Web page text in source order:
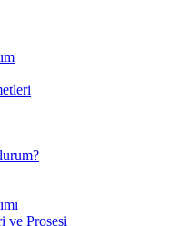
ve Prosesi